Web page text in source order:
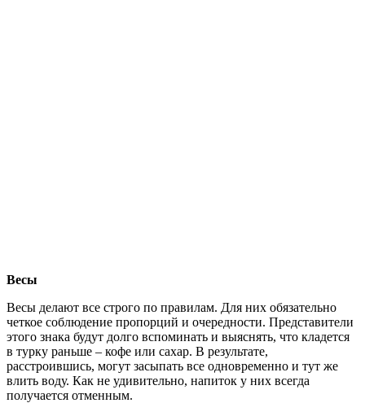
Весы
Весы делают все строго по правилам. Для них обязательно
четкое соблюдение пропорций и очередности. Представители
этого знака будут долго вспоминать и выяснять, что кладется
в турку раньше – кофе или сахар. В результате,
расстроившись, могут засыпать все одновременно и тут же
влить воду. Как не удивительно, напиток у них всегда
получается отменным.